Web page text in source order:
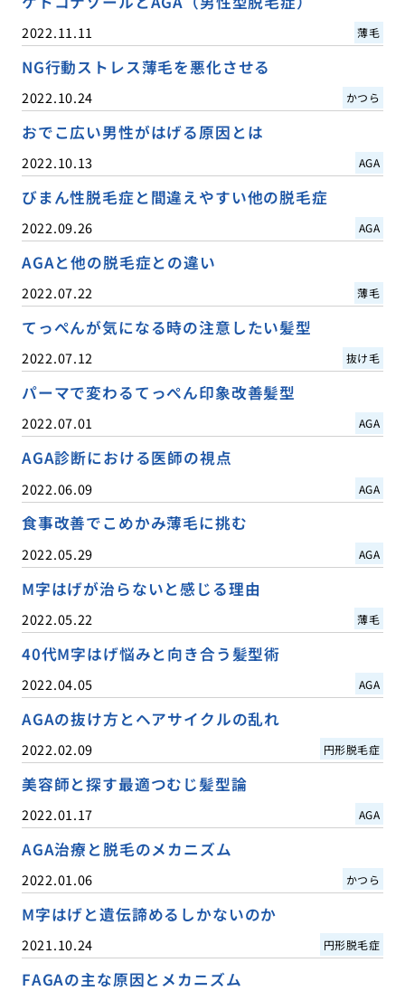
2022.11.11 薄毛
NG行動ストレス薄毛を悪化させる
2022.10.24 かつら
おでこ広い男性がはげる原因とは
2022.10.13 AGA
びまん性脱毛症と間違えやすい他の脱毛症
2022.09.26 AGA
AGAと他の脱毛症との違い
2022.07.22 薄毛
てっぺんが気になる時の注意したい髪型
2022.07.12 抜け毛
パーマで変わるてっぺん印象改善髪型
2022.07.01 AGA
AGA診断における医師の視点
2022.06.09 AGA
食事改善でこめかみ薄毛に挑む
2022.05.29 AGA
M字はげが治らないと感じる理由
2022.05.22 薄毛
40代M字はげ悩みと向き合う髪型術
2022.04.05 AGA
AGAの抜け方とヘアサイクルの乱れ
2022.02.09 円形脱毛症
美容師と探す最適つむじ髪型論
2022.01.17 AGA
AGA治療と脱毛のメカニズム
2022.01.06 かつら
M字はげと遺伝諦めるしかないのか
2021.10.24 円形脱毛症
FAGAの主な原因とメカニズム